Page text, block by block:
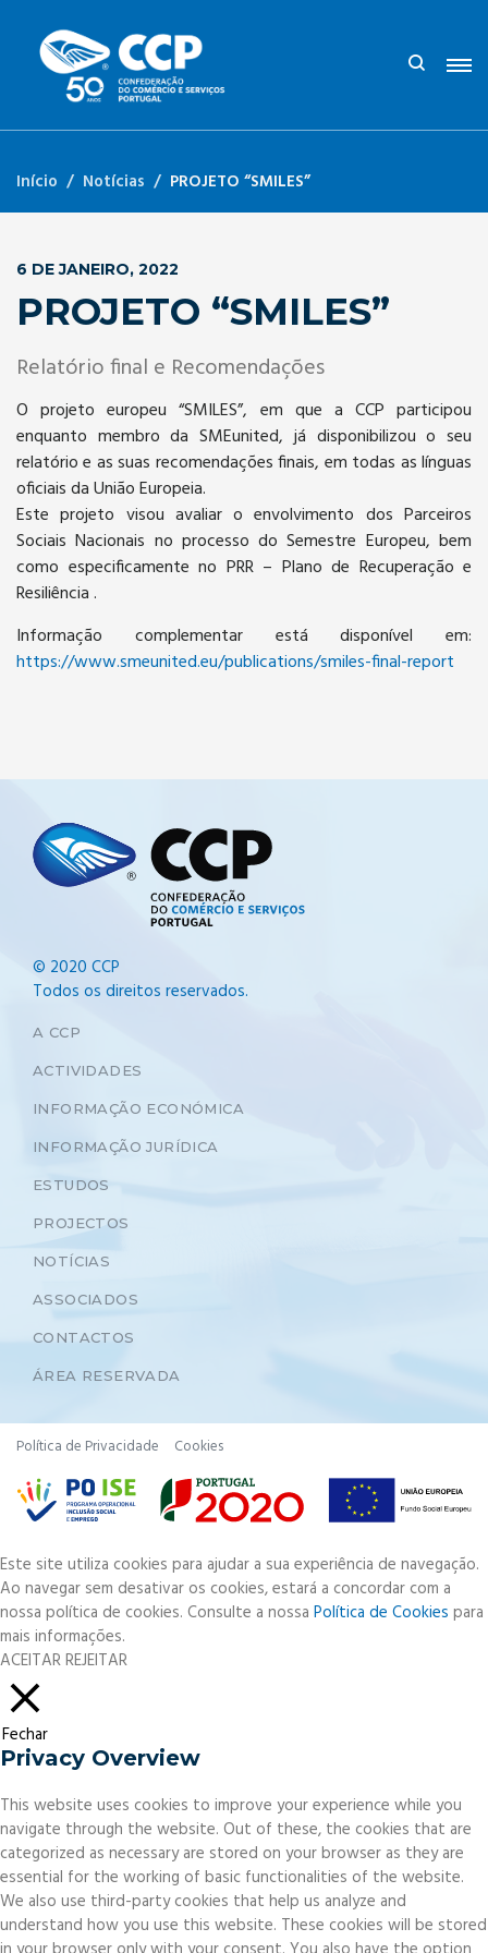
Início Notícias PROJETO “SMILES”
6 DE JANEIRO, 2022
PROJETO “SMILES”
Relatório final e Recomendações
O projeto europeu “SMILES”, em que a CCP participou
enquanto membro da SMEunited, já disponibilizou o seu
relatório e as suas recomendações finais, em todas as línguas
oficiais da União Europeia.
Este projeto visou avaliar o envolvimento dos Parceiros
Sociais Nacionais no processo do Semestre Europeu, bem
como especificamente no PRR – Plano de Recuperação e
Resiliência .
Informação complementar está disponível em:
https://www.smeunited.eu/publications/smiles-final-report
© 2020 CCP
Todos os direitos reservados.
A CCP
ACTIVIDADES
INFORMAÇÃO ECONÓMICA
INFORMAÇÃO JURÍDICA
ESTUDOS
PROJECTOS
NOTÍCIAS
ASSOCIADOS
CONTACTOS
ÁREA RESERVADA
Política de Privacidade Cookies
Este site utiliza cookies para ajudar a sua experiência de navegação.
Ao navegar sem desativar os cookies, estará a concordar com a
nossa política de cookies. Consulte a nossa Política de Cookies para
mais informações.
ACEITARREJEITAR
Fechar
Privacy Overview
This website uses cookies to improve your experience while you
navigate through the website. Out of these, the cookies that are
categorized as necessary are stored on your browser as they are
essential for the working of basic functionalities of the website.
We also use third-party cookies that help us analyze and
understand how you use this website. These cookies will be stored